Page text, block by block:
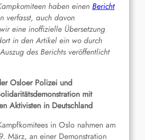
haben einen Bericht
verfasst, auch davon
eine inoffizielle Übersetzung
in den Artikel ein wo durch
des Berichts veröffentlicht
Osloer Polizei und
mit
Aktivisten in Deutschland
in Oslo nahmen am
März, an einer Demonstration